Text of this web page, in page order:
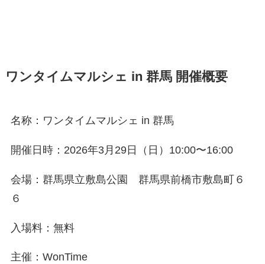
ワンタイムマルシェ in 群馬 開催概要
名称：ワンタイムマルシェ in 群馬
開催日時：2026年3月29日（日）10:00〜16:00
会場：群馬県立敷島公園 群馬県前橋市敷島町６
６
入場料：無料
主催：WonTime